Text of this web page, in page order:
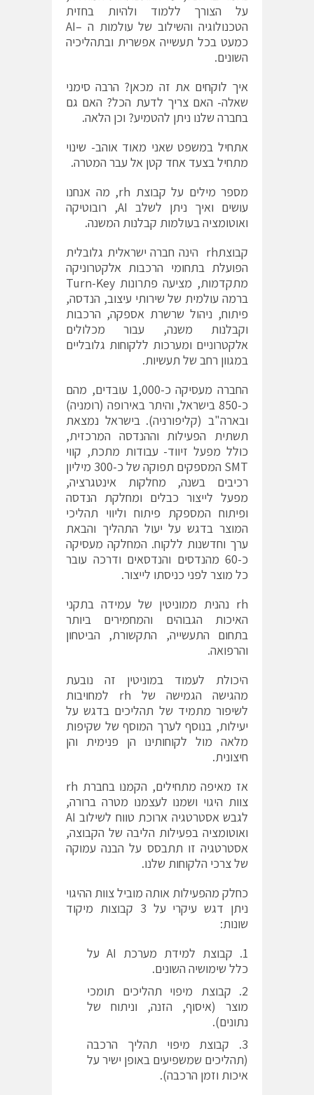
על הצורך ללמוד ולהיות בחזית
הטכנולוגיה והשילוב של עולמות ה –AI
כמעט בכל תעשייה אפשרית ובתהליכיה
השונים.
איך לוקחים את זה מכאן? הרבה סימני
שאלה- האם צריך לדעת הכל? האם גם
בחברה שלנו ניתן להטמיע? וכן הלאה.
אתחיל במשפט שאני מאוד אוהב- שינוי
מתחיל בצעד אחד קטן אל עבר המטרה.
מספר מילים על קבוצת rh, מה אנחנו
עושים ואיך ניתן לשלב AI, רובוטיקה
ואוטומציה בעולמות קבלנות המשנה.
קבוצתrh הינה חברה ישראלית גלובלית
הפועלת בתחומי הרכבות אלקטרוניקה
מתקדמות, מציעה פתרונות Turn-Key
ברמה עולמית של שירותי עיצוב, הנדסה,
פיתוח, ניהול שרשרת אספקה, הרכבות
וקבלנות משנה, עבור מכלולים
אלקטרוניים ומערכות ללקוחות גלובליים
במגוון רחב של תעשיות.
החברה מעסיקה כ-1,000 עובדים, מהם
כ-850 בישראל, והיתר באירופה (רומניה)
ובארה"ב (קליפורניה). בישראל נמצאת
תשתית הפעילות וההנדסה המרכזית,
כולל מפעל זיווד- עבודות מתכת, קווי
SMT המספקים תפוקה של כ-300 מיליון
רכיבים בשנה, מחלקות אינטגרציה,
מפעל לייצור כבלים ומחלקת הנדסה
ופיתוח המספקת פיתוח וליווי תהליכי
המוצר בדגש על יעול התהליך והבאת
ערך וחדשנות ללקוח. המחלקה מעסיקה
כ-60 מהנדסים והנדסאים ודרכה עובר
כל מוצר לפני כניסתו לייצור.
rh נהנית ממוניטין של עמידה בתקני
האיכות הגבוהים והמחמירים ביותר
בתחום התעשייה, התקשורת, הביטחון
והרפואה.
היכולת לעמוד במוניטין זה נובעת
מהגישה הגמישה של rh למחויבות
לשיפור מתמיד של תהליכים בדגש על
יעילות, בנוסף לערך המוסף של שקיפות
מלאה מול לקוחותינו הן פנימית והן
חיצונית.
אז מאיפה מתחילים, הקמנו בחברת rh
צוות היגוי ושמנו לעצמנו מטרה ברורה,
לגבש אסטרטגיה ארוכת טווח לשילוב AI
ואוטומציה בפעילות הליבה של הקבוצה,
אסטרטגיה זו תתבסס על הבנה עמוקה
של צרכי הלקוחות שלנו.
כחלק מהפעילות אותה מוביל צוות ההיגוי
ניתן דגש עיקרי על 3 קבוצות מיקוד
שונות:
קבוצת למידת מערכת AI על
כלל שימושיה השונים.
קבוצת מיפוי תהליכים תומכי
מוצר (איסוף, הזנה, וניתוח של
נתונים).
קבוצת מיפוי תהליך הרכבה
(תהליכים שמשפיעים באופן ישיר על
איכות וזמן הרכבה).